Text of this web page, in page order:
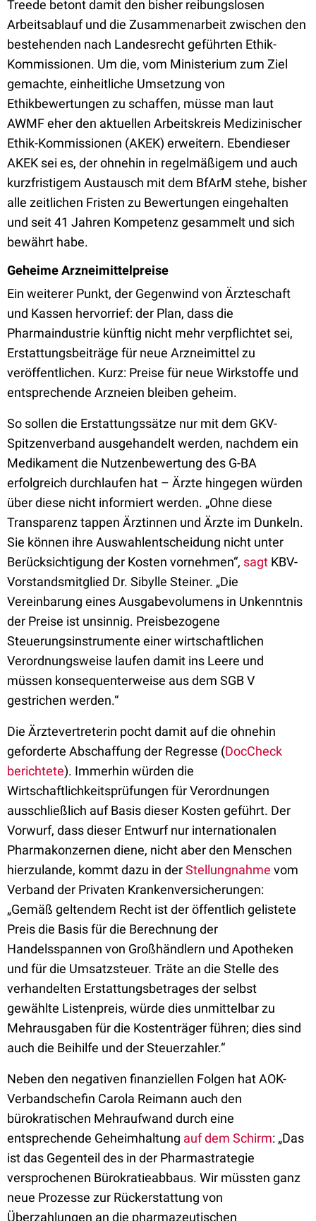
Treede betont damit den bisher reibungslosen
Arbeitsablauf und die Zusammenarbeit zwischen den
bestehenden nach Landesrecht geführten Ethik-
Kommissionen. Um die, vom Ministerium zum Ziel
gemachte, einheitliche Umsetzung von
Ethikbewertungen zu schaffen, müsse man laut
AWMF eher den aktuellen Arbeitskreis Medizinischer
Ethik-Kommissionen (AKEK) erweitern. Ebendieser
AKEK sei es, der ohnehin in regelmäßigem und auch
kurzfristigem Austausch mit dem BfArM stehe, bisher
alle zeitlichen Fristen zu Bewertungen eingehalten
und seit 41 Jahren Kompetenz gesammelt und sich
bewährt habe.
Geheime Arzneimittelpreise
Ein weiterer Punkt, der Gegenwind von Ärzteschaft
und Kassen hervorrief: der Plan, dass die
Pharmaindustrie künftig nicht mehr verpflichtet sei,
Erstattungsbeiträge für neue Arzneimittel zu
veröffentlichen. Kurz: Preise für neue Wirkstoffe und
entsprechende Arzneien bleiben geheim.
So sollen die Erstattungssätze nur mit dem GKV-
Spitzenverband ausgehandelt werden, nachdem ein
Medikament die Nutzenbewertung des G-BA
erfolgreich durchlaufen hat – Ärzte hingegen würden
über diese nicht informiert werden. „Ohne diese
Transparenz tappen Ärztinnen und Ärzte im Dunkeln.
Sie können ihre Auswahlentscheidung nicht unter
Berücksichtigung der Kosten vornehmen“, sagt KBV-
Vorstandsmitglied Dr. Sibylle Steiner. „Die
Vereinbarung eines Ausgabevolumens in Unkenntnis
der Preise ist unsinnig. Preisbezogene
Steuerungsinstrumente einer wirtschaftlichen
Verordnungsweise laufen damit ins Leere und
müssen konsequenterweise aus dem SGB V
gestrichen werden.“
Die Ärztevertreterin pocht damit auf die ohnehin
geforderte Abschaffung der Regresse (DocCheck
berichtete). Immerhin würden die
Wirtschaftlichkeitsprüfungen für Verordnungen
ausschließlich auf Basis dieser Kosten geführt. Der
Vorwurf, dass dieser Entwurf nur internationalen
Pharmakonzernen diene, nicht aber den Menschen
hierzulande, kommt dazu in derStellungnahme vom
Verband der Privaten Krankenversicherungen:
„Gemäß geltendem Recht ist der öffentlich gelistete
Preis die Basis für die Berechnung der
Handelsspannen von Großhändlern und Apotheken
und für die Umsatzsteuer. Träte an die Stelle des
verhandelten Erstattungsbetrages der selbst
gewählte Listenpreis, würde dies unmittelbar zu
Mehrausgaben für die Kostenträger führen; dies sind
auch die Beihilfe und der Steuerzahler.“
Neben den negativen finanziellen Folgen hat AOK-
Verbandschefin Carola Reimann auch den
bürokratischen Mehraufwand durch eine
entsprechende Geheimhaltung auf dem Schirm: „Das
ist das Gegenteil des in der Pharmastrategie
versprochenen Bürokratieabbaus. Wir müssten ganz
neue Prozesse zur Rückerstattung von
Überzahlungen an die pharmazeutischen